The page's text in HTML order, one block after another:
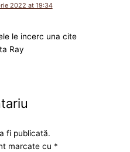
2022 at 19:34
le incerc una cite
Ray
fi publicată.
marcate cu *